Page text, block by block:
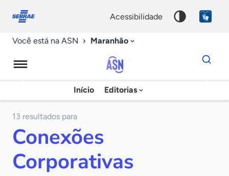
conosco
acessibilidade
Você está na ASN Maranhão
Agência
Sebrae
Início Editorias
Dados
para
chave
13 resultados para
Conexões
Corporativas